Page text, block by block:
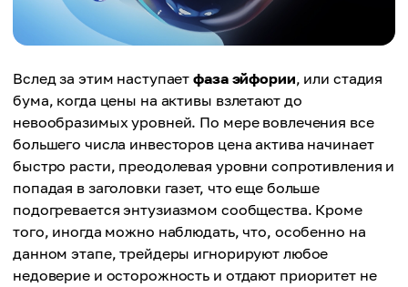
Вслед за этим наступаетфаза эйфории, или стадия
бума, когда цены на активы взлетают до
невообразимых уровней. По мере вовлечения все
большего числа инвесторов цена актива начинает
быстро расти, преодолевая уровни сопротивления и
попадая в заголовки газет, что еще больше
подогревается энтузиазмом сообщества. Кроме
того, иногда можно наблюдать, что, особенно на
данном этапе, трейдеры игнорируют любое
недоверие и осторожность и отдают приоритет не